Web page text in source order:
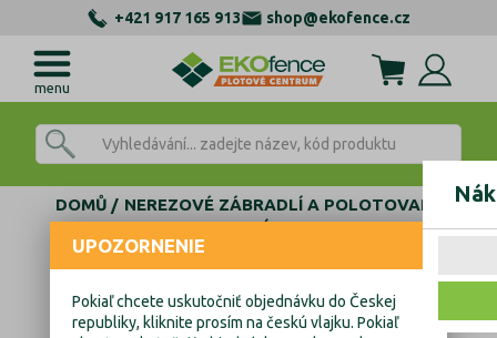
+421 917 165 913 shop@ekofence.cz
menu
DOMŮ
NEREZOVÉ ZÁBRADLÍ A POLOTOVARY
AL KOTEVNÍ PROFILY
ZÁSLEPKY, TĚSNĚNÍ, KOTVENÍ
KOTVENÍ SKLA KOMPONENTY
Tesnení skla
UPOZORNENIE
Pokiaľ chcete uskutočniť objednávku do Českej
republiky, kliknite prosím na českú vlajku. Pokiaľ